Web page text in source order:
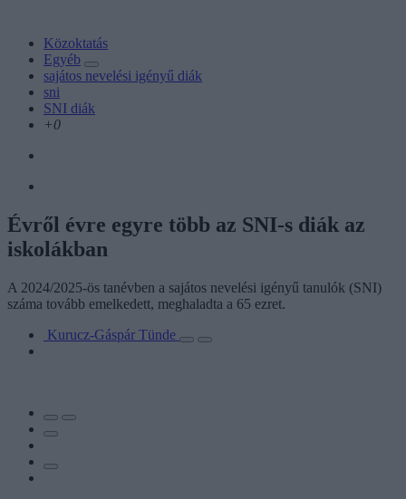
Közoktatás
Egyéb
sajátos nevelési igényű diák
sni
SNI diák
+0
Évről évre egyre több az SNI-s diák az
iskolákban
A 2024/2025-ös tanévben a sajátos nevelési igényű tanulók (SNI)
száma tovább emelkedett, meghaladta a 65 ezret.
Kurucz-Gáspár Tünde